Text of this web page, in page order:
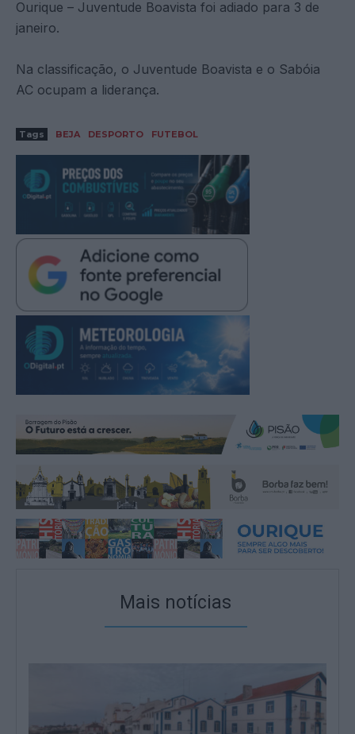
Ourique – Juventude Boavista foi adiado para 3 de
janeiro.
Na classificação, o Juventude Boavista e o Sabóia
AC ocupam a liderança.
Tags BEJA DESPORTO FUTEBOL
Mais notícias